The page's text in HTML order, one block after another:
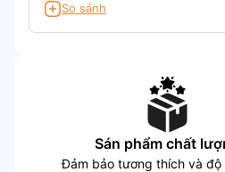
So sánh
Sán phẩm chất
Đảm bảo tương thích và độ